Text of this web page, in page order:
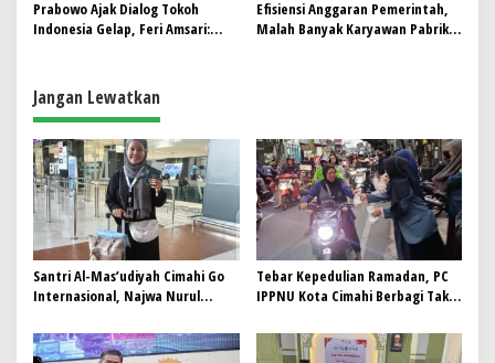
Prabowo Ajak Dialog Tokoh
Indonesia Gelap, Feri Amsari:
Efisiensi Anggaran Pemerintah,
Malah Banyak Karyawan Pabrik
Jangan Lewatkan
Santri Al-Mas’udiyah Cimahi Go
Internasional, Najwa Nurul
Negara ASEAN
Tebar Kepedulian Ramadan, PC
IPPNU Kota Cimahi Berbagi Takjil